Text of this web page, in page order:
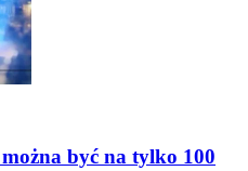
być na tylko 100